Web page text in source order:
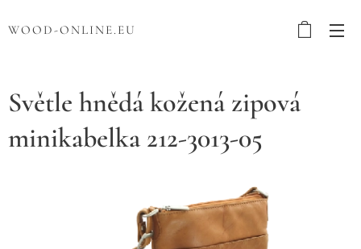
WOOD-ONLINE.EU
Světle hnědá kožená zipová
minikabelka 212-3013-05